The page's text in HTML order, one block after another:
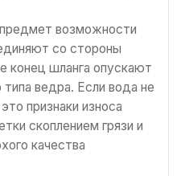
возможности
со стороны
конец шланга опускают
ведра. Если вода не
признаки износа
скоплением грязи и
качества